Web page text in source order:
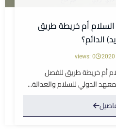
أم خريطة طريق
الدائم؟
views: 0
أم خريطة طريق للفصل
الدولي للسلام والعدالة...